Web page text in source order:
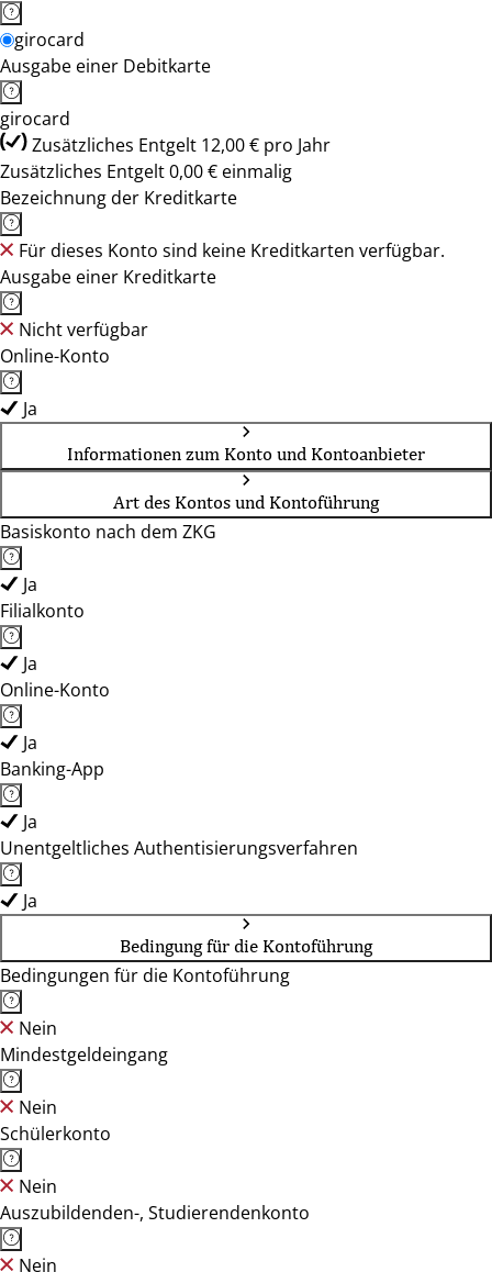
girocard
Ausgabe einer Debitkarte
girocard
Zusätzliches Entgelt 12,00 € pro Jahr
Zusätzliches Entgelt 0,00 € einmalig
Bezeichnung der Kreditkarte
Für dieses Konto sind keine Kreditkarten verfügbar.
Ausgabe einer Kreditkarte
Nicht verfügbar
Online-Konto
Ja
Informationen zum Konto und Kontoanbieter
Art des Kontos und Kontoführung
Basiskonto nach dem ZKG
Ja
Filialkonto
Ja
Online-Konto
Ja
Banking-App
Ja
Unentgeltliches Authentisierungsverfahren
Ja
Bedingung für die Kontoführung
Bedingungen für die Kontoführung
Nein
Mindestgeldeingang
Nein
Schülerkonto
Nein
Auszubildenden-, Studierendenkonto
Nein